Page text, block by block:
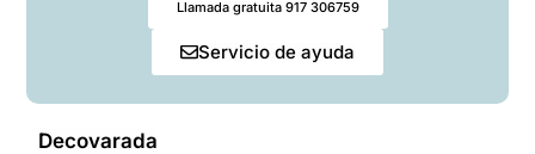
Llamada gratuita 917 306759
Servicio de ayuda
Decovarada